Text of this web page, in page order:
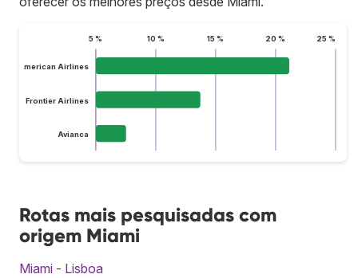
5 % 10 % 15 % 20 % 25 %
American Airlines
Frontier Airlines
Avianca
Rotas mais pesquisadas com
origem Miami
Miami - Lisboa